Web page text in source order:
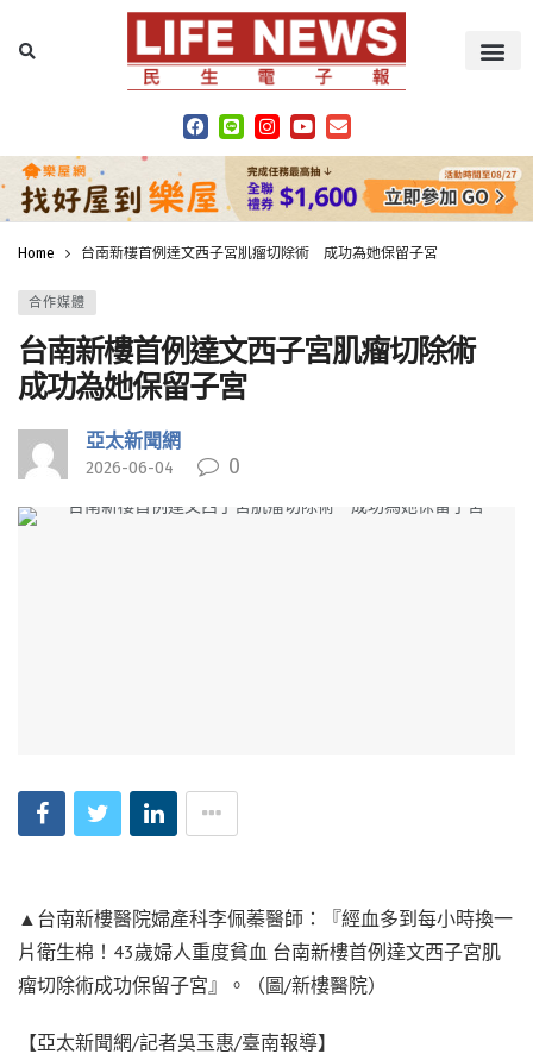
Home 台南新樓首例達文西子宮肌瘤切除術 成功為她保留子宮
合作媒體
台南新樓首例達文西子宮肌瘤切除術
成功為她保留子宮
亞太新聞網
2026-06-04 0
▲台南新樓醫院婦產科李佩蓁醫師：『經血多到每小時換一
片衛生棉！43歲婦人重度貧血 台南新樓首例達文西子宮肌
瘤切除術成功保留子宮』。（圖/新樓醫院）
【亞太新聞網/記者吳玉惠/臺南報導】